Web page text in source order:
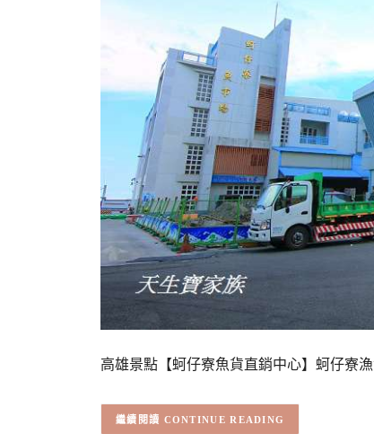
高雄景點【蚵仔寮魚貨直銷中心】蚵仔寮
CONTINUE READING